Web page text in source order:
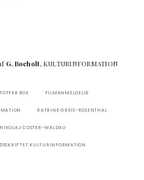
G. Boeholt, KULTURINFORMATION
BOE FILMANMELDELSE
KATRINE GREIS-ROSENTHAL
NIKOLAJ COSTER-WALDAU
KULTURINFORMATION